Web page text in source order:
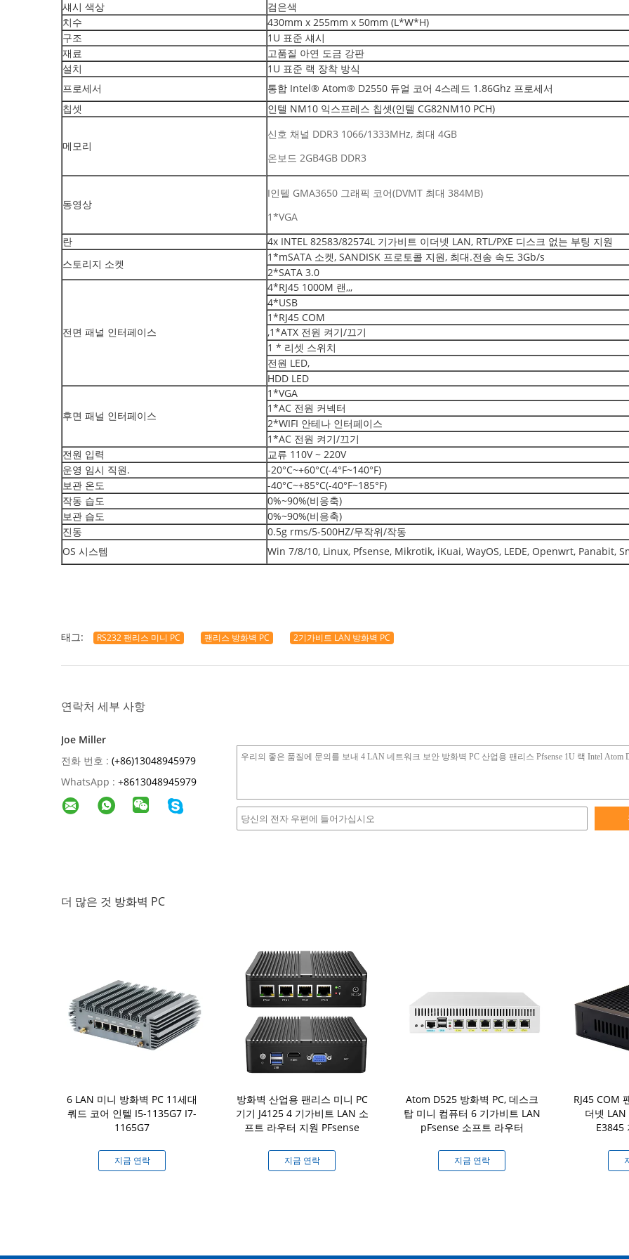
섀시 색상
검은색
치수
430mm x 255mm x 50mm (L*W*H)
구조
1U 표준 섀시
재료
고품질 아연 도금 강판
설치
1U 표준 랙 장착 방식
프로세서
통합 Intel® Atom® D2550 듀얼 코어 4스레드 1.86Ghz 프로세서
칩셋
인텔 NM10 익스프레스 칩셋(인텔 CG82NM10 PCH)
메모리
신호 채널 DDR3 1066/1333MHz, 최대 4GB
온보드 2GB4GB DDR3
동영상
I인텔 GMA3650 그래픽 코어(DVMT 최대 384MB)
1*VGA
란
4x INTEL 82583/82574L 기가비트 이더넷 LAN, RTL/PXE 디스크 없는 부팅 지원
스토리지 소켓
1*mSATA 소켓, SANDISK 프로토콜 지원, 최대.전송 속도 3Gb/s
2*SATA 3.0
전면 패널 인터페이스
4*RJ45 1000M 랜,,,
4*USB
1*RJ45 COM
,1*ATX 전원 켜기/끄기
1 * 리셋 스위치
전원 LED,
HDD LED
후면 패널 인터페이스
1*VGA
1*AC 전원 커넥터
2*WIFI 안테나 인터페이스
1*AC 전원 켜기/끄기
전원 입력
교류 110V ~ 220V
운영 임시 직원.
-20°C~+60°C(-4°F~140°F)
보관 온도
-40°C~+85°C(-40°F~185°F)
작동 습도
0%~90%(비응축)
보관 습도
0%~90%(비응축)
진동
0.5g rms/5-500HZ/무작위/작동
OS 시스템
Win 7/8/10, Linux, Pfsense, Mikrotik, iKuai, WayOS, LEDE, Openwrt, Panabit,
태그: RS232 팬리스 미니 PC 팬리스 방화벽 PC 2기가비트 LAN 방화벽 PC
연락처 세부 사항
Joe Miller
전화 번호 : (+86)13048945979
WhatsApp : +8613048945979
더 많은 것 방화벽 PC
6 LAN 미니 방화벽 PC 11세대
쿼드 코어 인텔 I5-1135G7 I7-
1165G7
지금 연락
방화벽 산업용 팬리스 미니 PC
기기 J4125 4 기가비트 LAN 소
프트 라우터 지원 PFsense
지금 연락
Atom D525 방화벽 PC, 데스크
탑 미니 컴퓨터 6 기가비트 LAN
pFsense 소프트 라우터
지금 연락
RJ45 COM
더넷
E3845